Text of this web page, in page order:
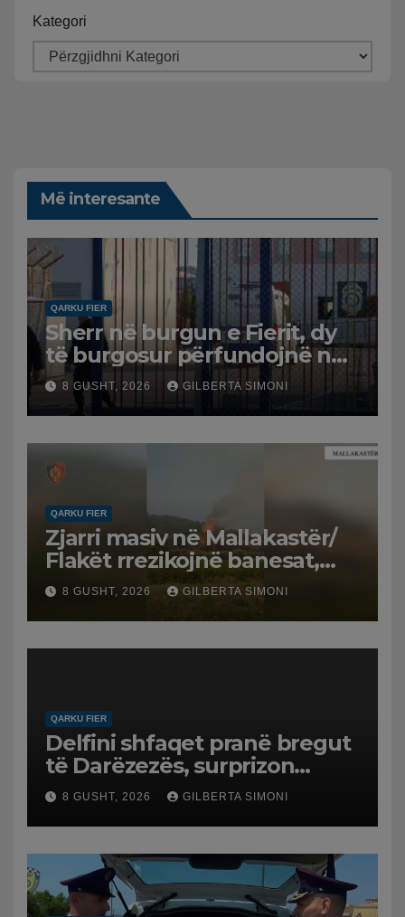
Kategori
Më interesante
QARKU FIER
Sherr në burgun e Fierit, dy
të burgosur përfundojnë në
spital
8 GUSHT, 2026 GILBERTA SIMONI
QARKU FIER
Zjarri masiv në Mallakastër/
Flakët rrezikojnë banesat,
Policia evakuon disa familje
në Koilac
8 GUSHT, 2026 GILBERTA SIMONI
QARKU FIER
Delfini shfaqet pranë bregut
të Darëzezës, surprizon
pushuesit dhe banorët
8 GUSHT, 2026 GILBERTA SIMONI